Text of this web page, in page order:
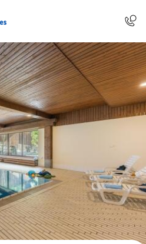
Auf der Karte anzeigen